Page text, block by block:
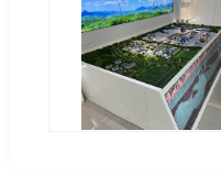
平路机动态运输机器人